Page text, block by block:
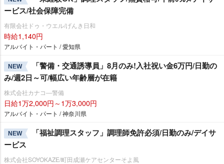
ービス/社会保障完備
有限会社ドゥ・ウエル/げんき日和
時給1,140円
アルバイト・パート / 愛知県
NEW
「警備・交通誘導員」8月のみ!入社祝い金6万円/日勤の
み/週2日～可/幅広い年齢層が在籍
株式会社カナコ―警備
日給1万2,000円～1万3,000円
アルバイト・パート / 神奈川県
NEW
「福祉調理スタッフ」調理師免許必須/日勤のみ/デイサ
ービス
株式会社SOYOKAZE/町田成瀬ケアセンターそよ風